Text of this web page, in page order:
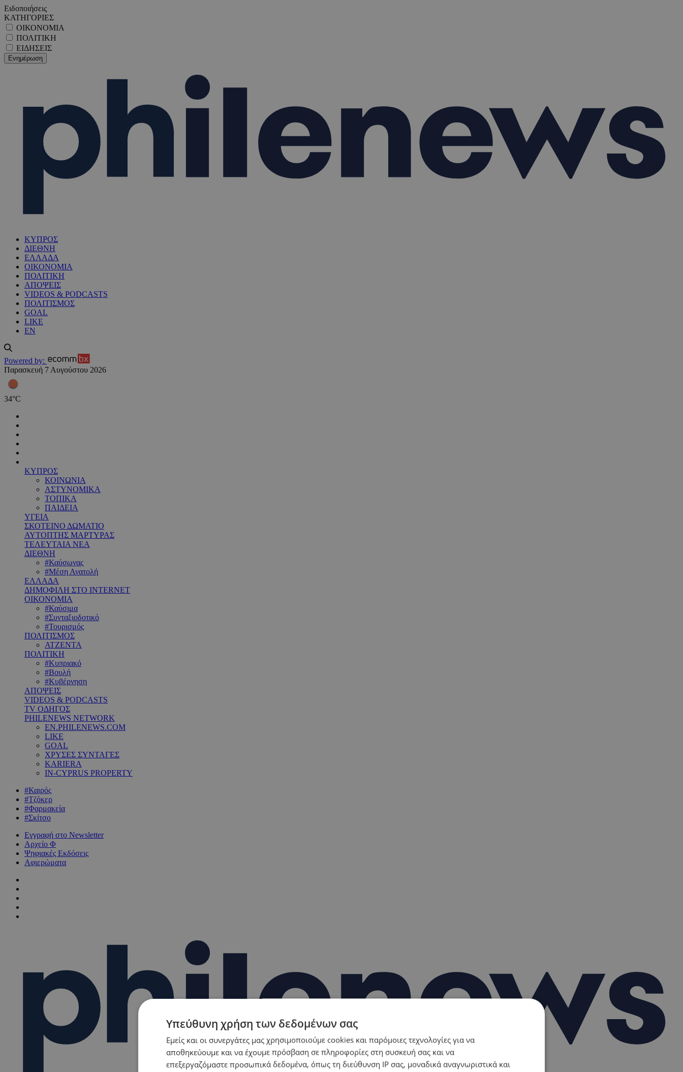
Ειδοποιήσεις
ΚΑΤΗΓΟΡΙΕΣ
ΟΙΚΟΝΟΜΙΑ
ΠΟΛΙΤΙΚΗ
ΕΙΔΗΣΕΙΣ
ΚΥΠΡΟΣ
ΔΙΕΘΝΗ
ΕΛΛΑΔΑ
ΟΙΚΟΝΟΜΙΑ
ΠΟΛΙΤΙΚΗ
ΑΠΟΨΕΙΣ
VIDEOS & PODCASTS
ΠΟΛΙΤΙΣΜΟΣ
GOAL
LIKE
EN
Powered by:
Παρασκευή 7 Αυγούστου 2026
34°C
ΚΥΠΡΟΣ
ΚΟΙΝΩΝΙΑ
ΑΣΤΥΝΟΜΙΚΑ
ΤΟΠΙΚΑ
ΠΑΙΔΕΙΑ
ΥΓΕΙΑ
ΣΚΟΤΕΙΝΟ ΔΩΜΑΤΙΟ
ΑΥΤΟΠΤΗΣ ΜΑΡΤΥΡΑΣ
ΤΕΛΕΥΤΑΙΑ ΝΕΑ
ΔΙΕΘΝΗ
#Καύσωνας
#Μέση Ανατολή
ΕΛΛΑΔΑ
ΔΗΜΟΦΙΛΗ ΣΤΟ INTERNET
ΟΙΚΟΝΟΜΙΑ
#Καύσιμα
#Συνταξιοδοτικό
#Τουρισμός
ΠΟΛΙΤΙΣΜΟΣ
ΑΤΖΕΝΤΑ
ΠΟΛΙΤΙΚΗ
#Κυπριακό
#Βουλή
#Κυβέρνηση
ΑΠΟΨΕΙΣ
VIDEOS & PODCASTS
TV ΟΔΗΓΟΣ
PHILENEWS NETWORK
EN.PHILENEWS.COM
LIKE
GOAL
ΧΡΥΣΕΣ ΣΥΝΤΑΓΕΣ
KARIERA
IN-CYPRUS PROPERTY
#Καιρός
#Τζόκερ
#Φαρμακεία
#Σκίτσο
Εγγραφή στο Newsletter
Αρχείο Φ
Ψηφιακές Εκδόσεις
Αφιερώματα
Υπεύθυνη χρήση των δεδομένων σας
Εμείς και οι συνεργάτες μας χρησιμοποιούμε cookies και παρόμοιες τεχνολογίες για να
αποθηκεύουμε και να έχουμε πρόσβαση σε πληροφορίες στη συσκευή σας και να
επεξεργαζόμαστε προσωπικά δεδομένα, όπως τη διεύθυνση IP σας, μοναδικά αναγνωριστικά και